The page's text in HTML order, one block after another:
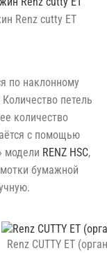
Renz cutty ET
по наклонному
петель
количество
с помощью
модели RENZ HSC,
бумажной
Renz CUTTY ET